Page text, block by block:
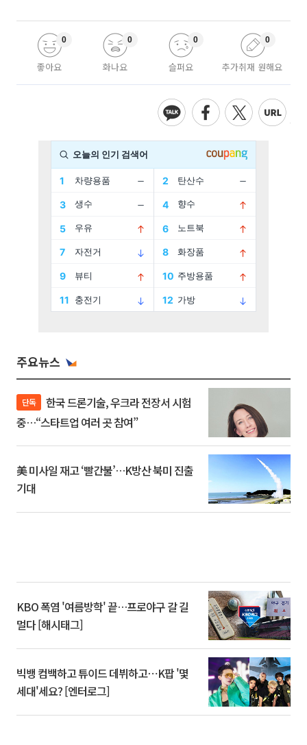
좋아요
0
화나요
0
슬퍼요
0
추가취재 원해요
0
주요뉴스
단독
중…“스타트업 여러 곳 참여”
美 미사일 재고 ‘빨간불’…K방산 북미 진출
기대
KBO 폭염 '여름방학' 끝…프로야구 갈 길
멀다 [해시태그]
빅뱅 컴백하고 튜이드 데뷔하고⋯K팝 '몇
세대'세요? [엔터로그]